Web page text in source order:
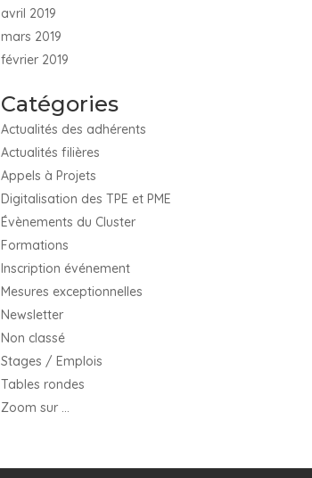
avril 2019
mars 2019
février 2019
Catégories
Actualités des adhérents
Actualités filières
Appels à Projets
Digitalisation des TPE et PME
Évènements du Cluster
Formations
Inscription événement
Mesures exceptionnelles
Newsletter
Non classé
Stages / Emplois
Tables rondes
Zoom sur …